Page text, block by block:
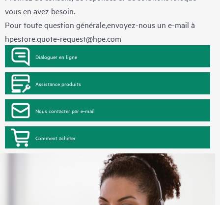
vous en avez besoin.
Pour toute question générale,envoyez-nous un e-mail à
hpestore.quote-request@hpe.com
Dialoguer en ligne
Assistance produits
Nous contacter par e-mail
Comment acheter